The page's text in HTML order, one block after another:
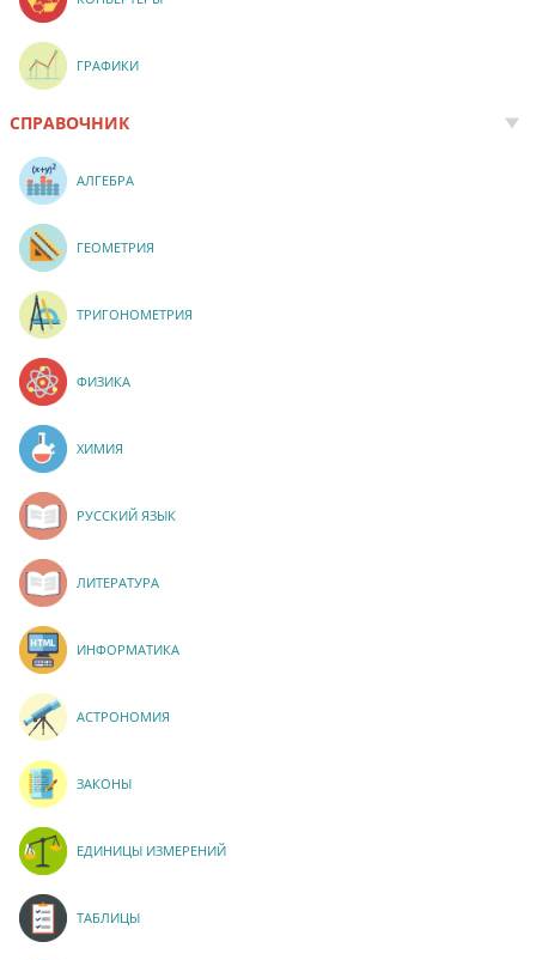
ГРАФИКИ
СПРАВОЧНИК
АЛГЕБРА
ГЕОМЕТРИЯ
ТРИГОНОМЕТРИЯ
ФИЗИКА
ХИМИЯ
РУССКИЙ ЯЗЫК
ЛИТЕРАТУРА
ИНФОРМАТИКА
АСТРОНОМИЯ
ЗАКОНЫ
ЕДИНИЦЫ ИЗМЕРЕНИЙ
ТАБЛИЦЫ